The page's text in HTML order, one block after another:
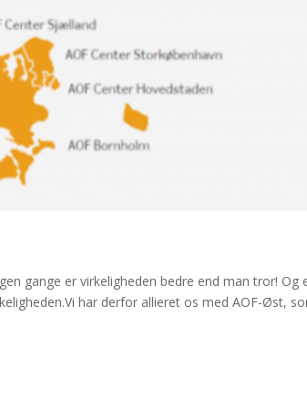
gange er virkeligheden bedre end man tror! Og
har derfor allieret os med AOF-Øst,